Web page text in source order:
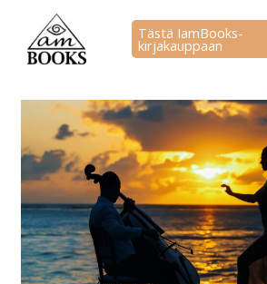
sisältöön
Tästä IamBooks-
kirjakauppaan